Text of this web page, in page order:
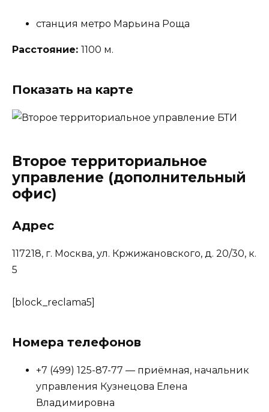
станция метро Марьина Роща
Расстояние: 1100 м.
Показать на карте
Второе территориальное
управление (дополнительный
офис)
Адрес
117218, г. Москва, ул. Кржижановского, д. 20/30, к.
5
[block_reclama5]
Номера телефонов
+7 (499) 125-87-77 — приёмная, начальник
управления Кузнецова Елена
Владимировна